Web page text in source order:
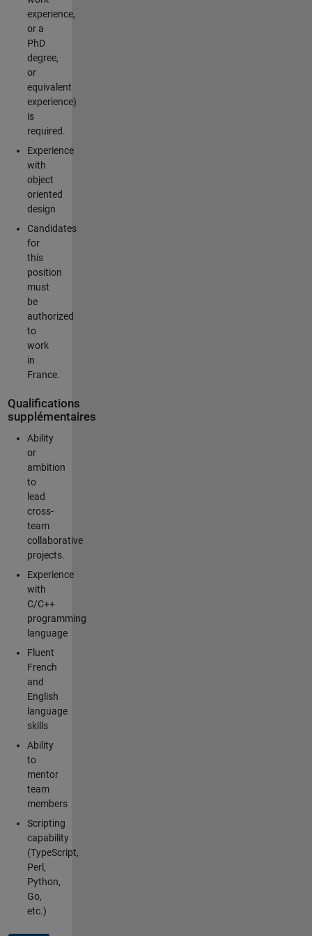
experience,
or a
PhD
degree,
or
equivalent
experience)
is
required.
Experience
with
object
oriented
design
Candidates
for
this
position
must
be
authorized
to
work
in
France.
Qualifications
supplémentaires
Ability
or
ambition
to
lead
cross-
team
collaborative
projects.
Experience
with
C/C++
programming
language
Fluent
French
and
English
language
skills
Ability
to
mentor
team
members
Scripting
capability
(TypeScript,
Perl,
Python,
Go,
etc.)